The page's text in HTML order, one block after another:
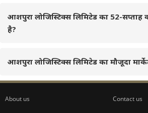
आशपुरा लोजिस्टिक्स लिमिटेड का 52-सप्ताह
है?
आशपुरा लोजिस्टिक्स लिमिटेड का मौजूदा
About us Contact us